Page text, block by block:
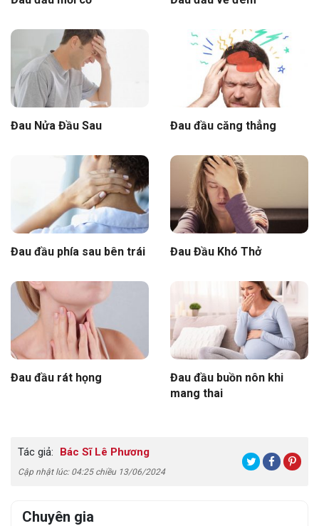
Đau Nửa Đầu Sau Đau đầu căng thẳng
Đau đầu phía sau bên trái Đau Đầu Khó Thở
Đau đầu rát họng
Đau đầu buồn nôn khi
mang thai
Tác giả: Bác Sĩ Lê Phương
Cập nhật lúc: 04:25 chiều 13/06/2024
Chuyên gia